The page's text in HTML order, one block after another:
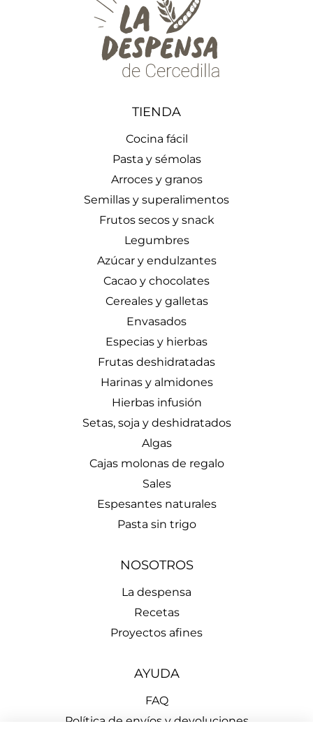
TIENDA
Cocina fácil
Pasta y sémolas
Arroces y granos
Semillas y superalimentos
Frutos secos y snack
Legumbres
Azúcar y endulzantes
Cacao y chocolates
Cereales y galletas
Envasados
Especias y hierbas
Frutas deshidratadas
Harinas y almidones
Hierbas infusión
Setas, soja y deshidratados
Algas
Cajas molonas de regalo
Sales
Espesantes naturales
Pasta sin trigo
NOSOTROS
La despensa
Recetas
Proyectos afines
AYUDA
FAQ
Política de envíos y devoluciones